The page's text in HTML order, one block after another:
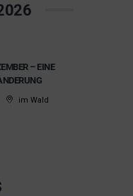
– EINE
im Wald